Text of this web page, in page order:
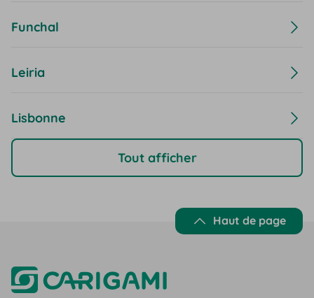
Funchal
Leiria
Lisbonne
Tout afficher
Haut de page